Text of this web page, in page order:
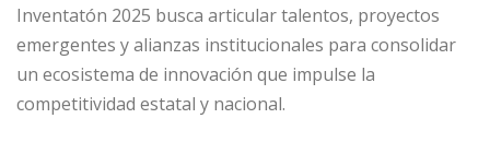
Inventatón 2025 busca articular talentos, proyectos
emergentes y alianzas institucionales para consolidar
un ecosistema de innovación que impulse la
competitividad estatal y nacional.